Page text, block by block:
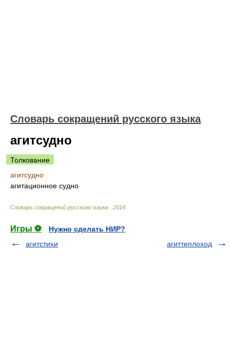
Словарь сокращений русского языка
агитсудно
Толкование
агитсудно
агитационное судно
Словарь сокращений русского языка 2014
Игры ⚽
Нужно сделать НИР?
агитстихи
агиттеплоход